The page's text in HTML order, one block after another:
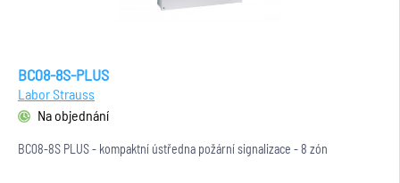
BC08-8S-PLUS
Labor Strauss
Na objednání
BC08-8S PLUS - kompaktní ústředna požární signalizace - 8 zón